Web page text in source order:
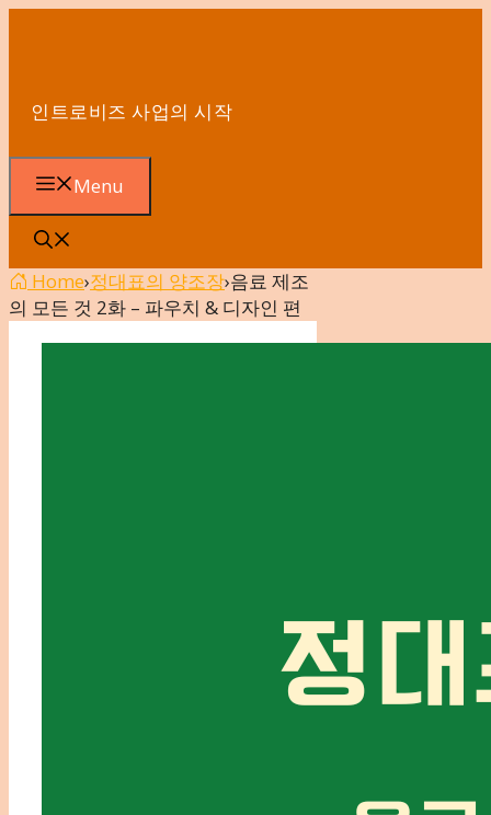
너
인트로비즈 사업의 시작
Menu
Home›정대표의 양조장›음료 제조
의 모든 것 2화 – 파우치 & 디자인 편